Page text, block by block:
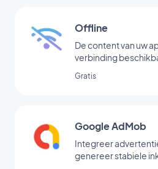
Offline
De content van uw
verbinding
Gratis
Google AdMob
Integreer
genereer stabiele